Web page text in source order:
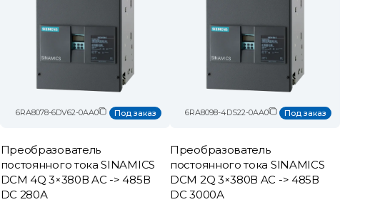
6RA8078-6DV62-0AA0 Под заказ
Преобразователь
постоянного тока SINAMICS
DCM 4Q 3×380В AC -> 485В
DC 280А
6RA8098-4DS22-0AA0 Под заказ
Преобразователь
постоянного тока SINAMICS
DCM 2Q 3×380В AC -> 485В
DC 3000А